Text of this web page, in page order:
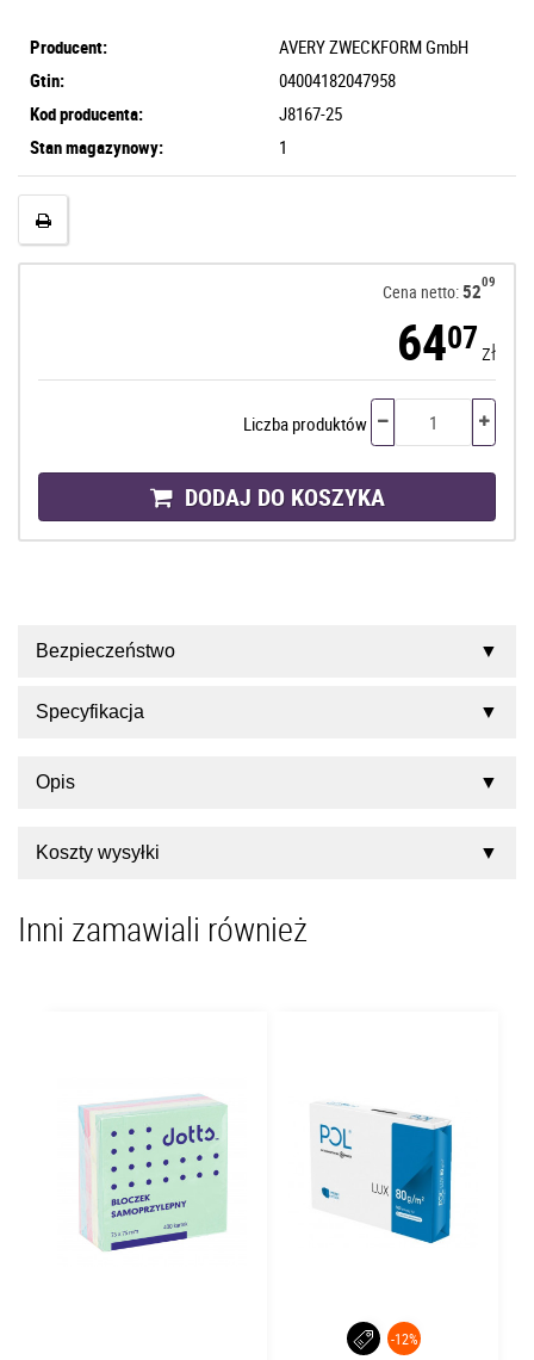
Producent:
AVERY ZWECKFORM GmbH
Gtin:
04004182047958
Kod producenta:
J8167-25
Stan magazynowy:
1
Cena netto:5209
6407 zł
Liczba produktów
DODAJ DO KOSZYKA
Bezpieczeństwo
Specyfikacja
Opis
Koszty wysyłki
Inni zamawiali również
-12%